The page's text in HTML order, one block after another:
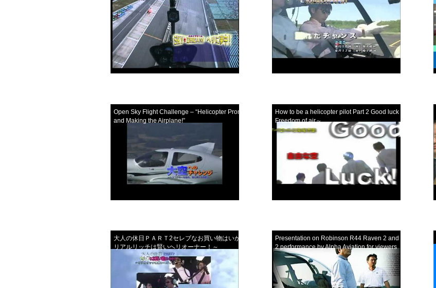
Open Sky Flight Challenge – “Helicopter Promise,
and Making the Airplane!”
How to be a helicopter pilot Part 2 Good luck ! ～
Freedom of air～
大人の休日ＰＡＲＴ2セレブなお買い物はいかが？～
リアルリッチは賢いヘリオーナー！～
Presentation on Robinson R44 Raven 2 and Clipper
2 performance by Alpha Aviation for viewers